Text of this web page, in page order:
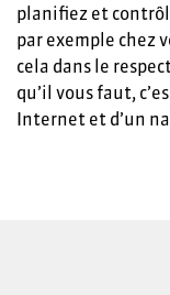
planifiez et
par exemple chez
cela dans le
qu’il vous faut,
Internet et d’un